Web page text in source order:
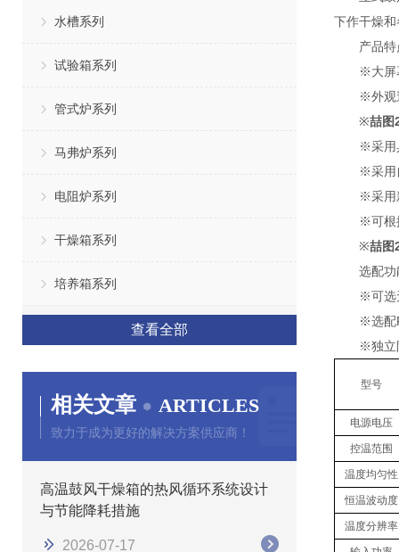
水槽系列
试验箱系列
管式炉系列
马弗炉系列
电阻炉系列
干燥箱系列
培养箱系列
查看全部
相关文章 ARTICLES
致力于成为更好的解决方案供应商！
高温鼓风干燥箱的热风循环系统设计
与节能降耗措施
2026-07-17
下作干燥
产品特
※大屏幕
※外观造
※喆图
※采用具
※采用自
※采用新
※可根据
※喆图
选配功
※可选无
※选配
※独立限
型号
电源电压
控温范围
温度均匀性
恒温波动度
温度分辨率